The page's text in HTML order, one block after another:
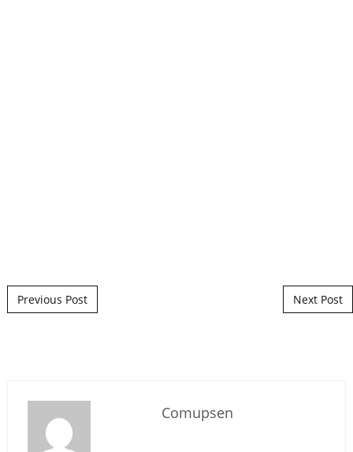
Post navigation
Previous Post Next Post
Comupsen